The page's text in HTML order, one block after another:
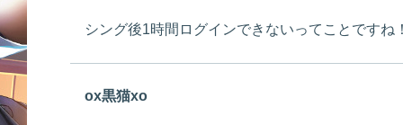
シング後1時間ログインできないってことですね
ox黒猫xo